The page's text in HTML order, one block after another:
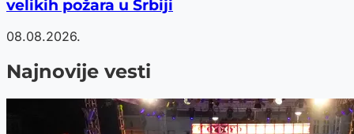
velikih požara u Srbiji
08.08.2026.
Najnovije vesti